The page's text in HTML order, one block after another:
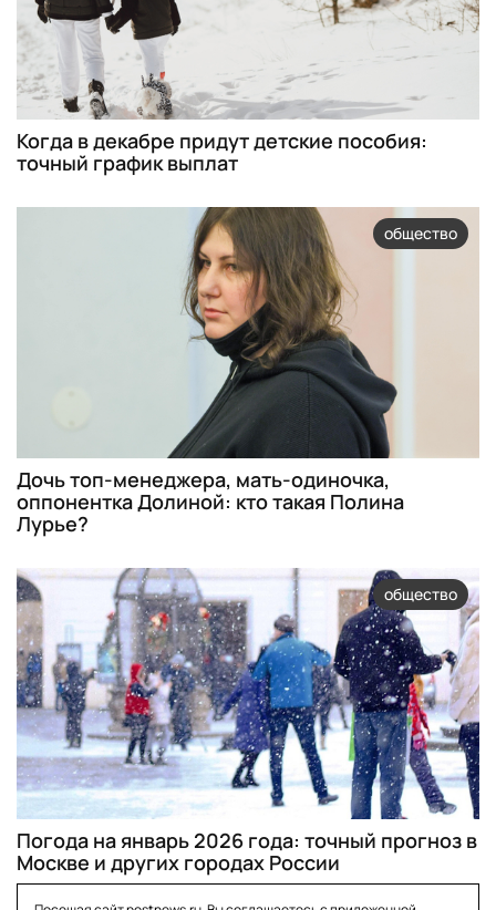
Когда в декабре придут детские пособия:
точный график выплат
общество
Дочь топ-менеджера, мать-одиночка,
оппонентка Долиной: кто такая Полина
Лурье?
общество
Погода на январь 2026 года: точный прогноз в
Москве и других городах России